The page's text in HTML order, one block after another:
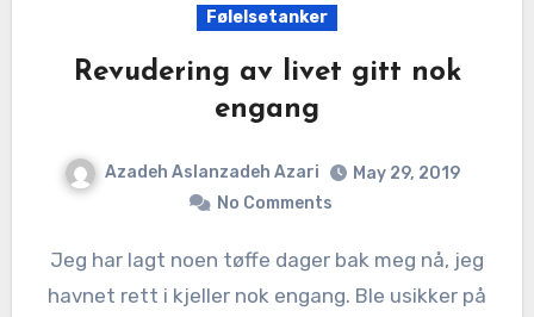
Følelsetanker
Revudering av livet gitt nok
engang
Azadeh Aslanzadeh Azari
May 29, 2019
No Comments
Jeg har lagt noen tøffe dager bak meg nå, jeg
havnet rett i kjeller nok engang. Ble usikker på